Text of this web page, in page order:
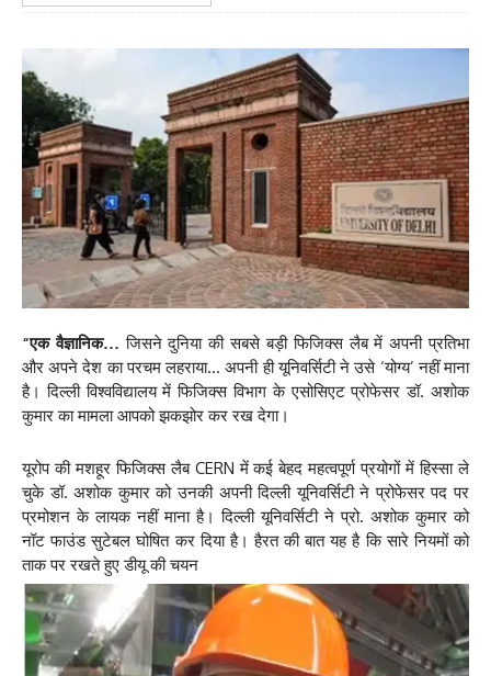
“एक वैज्ञानिक… जिसने दुनिया की सबसे बड़ी फिजिक्स लैब में अपनी प्रतिभा
और अपने देश का परचम लहराया… अपनी ही यूनिवर्सिटी ने उसे ‘योग्य’ नहीं माना
है। दिल्ली विश्वविद्यालय में फिजिक्स विभाग के एसोसिएट प्रोफेसर डॉ. अशोक
कुमार का मामला आपको झकझोर कर रख देगा।
यूरोप की मशहूर फिजिक्स लैब CERN में कई बेहद महत्वपूर्ण प्रयोगों में हिस्सा ले
चुके डॉ. अशोक कुमार को उनकी अपनी दिल्ली यूनिवर्सिटी ने प्रोफेसर पद पर
प्रमोशन के लायक नहीं माना है। दिल्ली यूनिवर्सिटी ने प्रो. अशोक कुमार को
नॉट फाउंड सुटेबल घोषित कर दिया है। हैरत की बात यह है कि सारे नियमों को
ताक पर रखते हुए डीयू की चयन